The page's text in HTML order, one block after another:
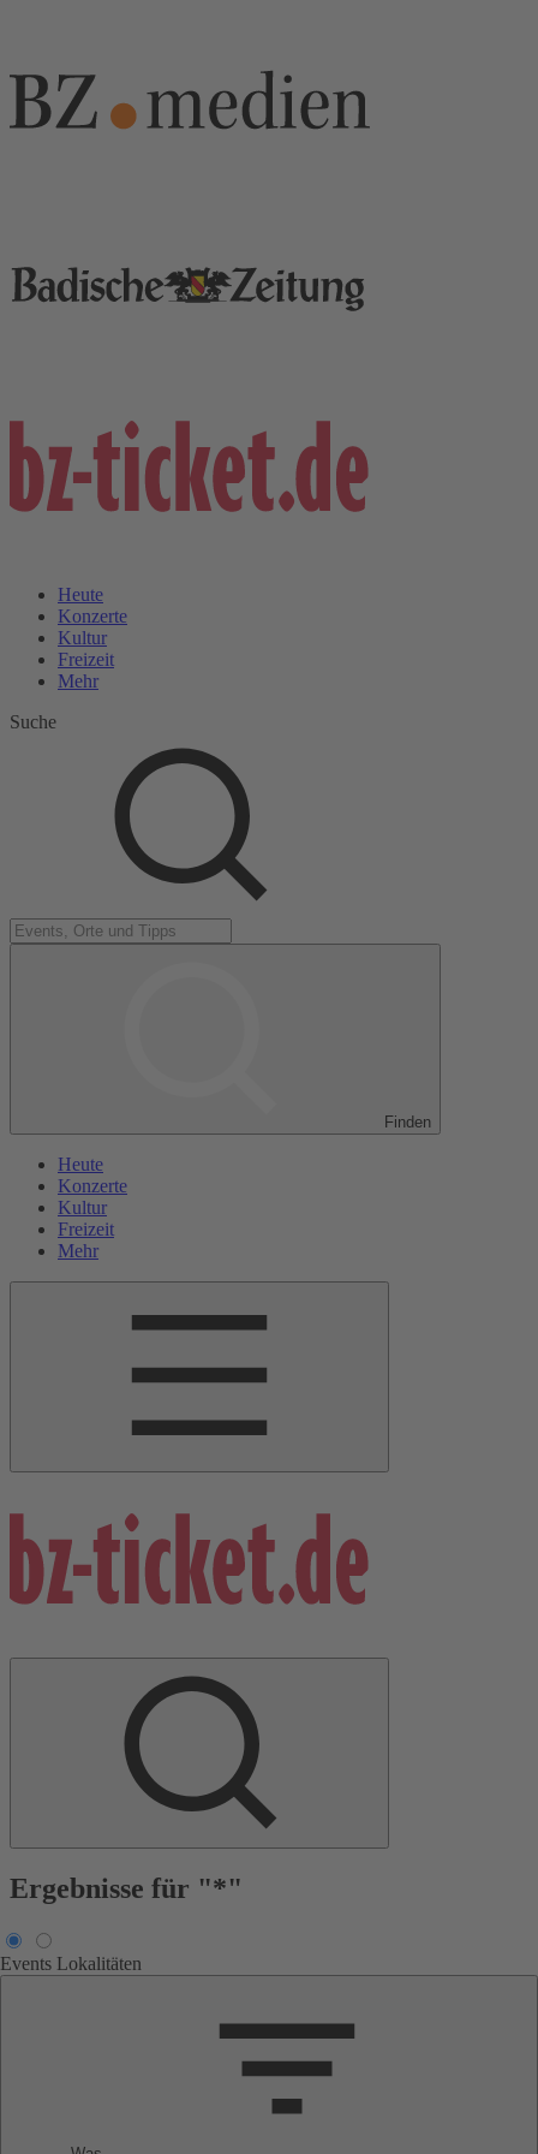
Heute
Konzerte
Kultur
Freizeit
Mehr
Suche
Finden
Heute
Konzerte
Kultur
Freizeit
Mehr
Ergebnisse für "*"
Events Lokalitäten